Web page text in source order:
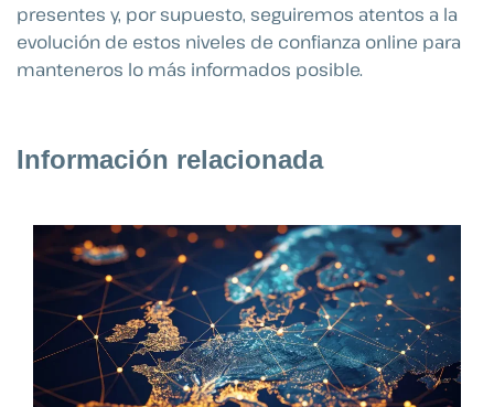
presentes y, por supuesto, seguiremos atentos a la
evolución de estos niveles de confianza online para
manteneros lo más informados posible.
Información relacionada